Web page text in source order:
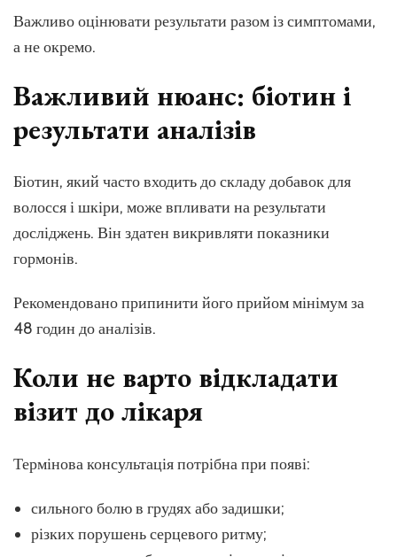
Важливо оцінювати результати разом із симптомами,
а не окремо.
Важливий нюанс: біотин і
результати аналізів
Біотин, який часто входить до складу добавок для
волосся і шкіри, може впливати на результати
досліджень. Він здатен викривляти показники
гормонів.
Рекомендовано припинити його прийом мінімум за
48 годин до аналізів.
Коли не варто відкладати
візит до лікаря
Термінова консультація потрібна при появі:
сильного болю в грудях або задишки;
різких порушень серцевого ритму;